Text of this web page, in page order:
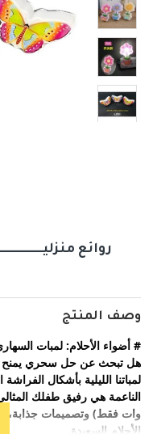
روائع
وصف المنتج
# أضواء الأحلام: لمبات
الأحلام السعيدة.